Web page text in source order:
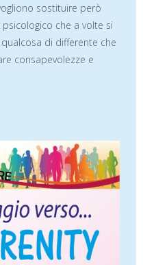
sostituire però
che a volte si
di differente che
consapevolezze e